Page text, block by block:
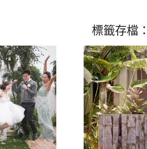
標籤存檔：